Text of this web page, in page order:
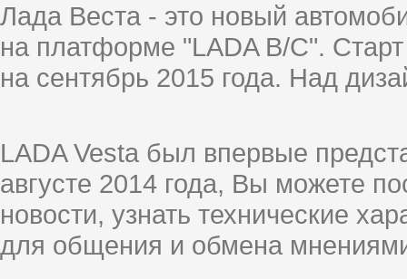
Лада Веста - это новый
на платформе "LADA B/C".
на сентябрь 2015 года. Над
LADA Vesta был впервые
августе 2014 года, Вы можете
новости, узнать технические
для общения и обмена